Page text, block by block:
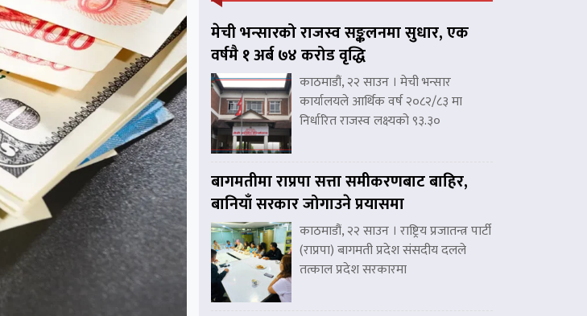
मेची भन्सारको राजस्व सङ्कलनमा सुधार, एक
वर्षमै १ अर्ब ७४ करोड वृद्धि
काठमाडौं, २२ साउन । मेची भन्सार
कार्यालयले आर्थिक वर्ष २०८२/८३ मा
निर्धारित राजस्व लक्ष्यको ९३.३०
बागमतीमा राप्रपा सत्ता समीकरणबाट बाहिर,
बानियाँ सरकार जोगाउने प्रयासमा
काठमाडौं, २२ साउन । राष्ट्रिय प्रजातन्त्र पार्टी
(राप्रपा) बागमती प्रदेश संसदीय दलले
तत्काल प्रदेश सरकारमा